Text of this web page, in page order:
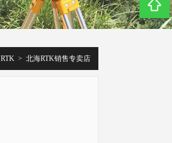
RTK > 北海RTK销售专卖店